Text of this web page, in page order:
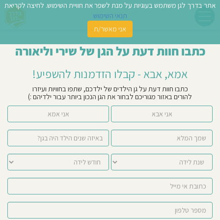
כתבו חוות דעת על הגן של שירי וליאורה
אמא, אבא - קבלו הזדמנות להשפיע!
כתבו חוות דעת על גן הילדים של ילדכם, שתפו בחוויות ועיזרו
להורים באזור מגוריכם לבחור את הגן הנכון ביותר עבור ילדיהם :)
אני אמא אני אבא
אתר בדרך לגן משתמש בעוגיות על מנת לשפר את חוויית השימוש. לחיצה לקריאת
תנאי השימוש
אני מאשר/ת